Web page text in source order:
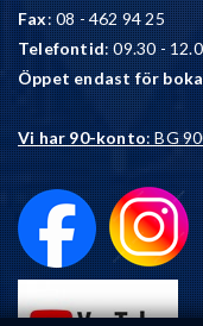
Fax: 08 - 462 94 25
Telefontid: 09.30 -
Öppet endast för
Vi har 90-konto: BG